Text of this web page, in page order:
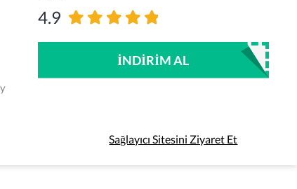
4.9
İNDIRIM AL
Sağlayıcı Sitesini Ziyaret Et